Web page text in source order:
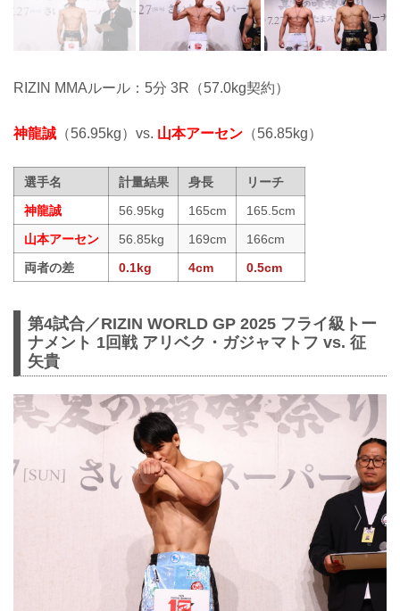
RIZIN MMAルール：5分 3R（57.0kg契約）
神龍誠 （56.95kg）vs. 山本アーセン （56.85kg）
選手名 計量結果 身長
リーチ
神龍誠
56.95kg 165cm
165.5cm
山本アーセン
56.85kg 169cm
166cm
両者の差
0.1kg 4cm 0.5cm
第4試合／RIZIN WORLD GP 2025 フライ級トー
ナメント 1回戦 アリベク・ガジャマトフ vs. 征
矢貴